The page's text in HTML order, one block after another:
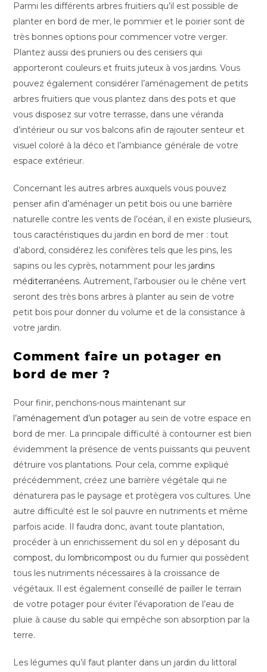
Parmi les différents arbres fruitiers qu’il est possible de
planter en bord de mer, le pommier et le poirier sont de
très bonnes options pour commencer votre verger.
Plantez aussi des pruniers ou des cerisiers qui
apporteront couleurs et fruits juteux à vos jardins. Vous
pouvez également considérer l’aménagement de petits
arbres fruitiers que vous plantez dans des pots et que
vous disposez sur votre terrasse, dans une véranda
d’intérieur ou sur vos balcons afin de rajouter senteur et
visuel coloré à la déco et l’ambiance générale de votre
espace extérieur.
Concernant les autres arbres auxquels vous pouvez
penser afin d’aménager un petit bois ou une barrière
naturelle contre les vents de l’océan, il en existe plusieurs,
tous caractéristiques du jardin en bord de mer : tout
d’abord, considérez les conifères tels que les pins, les
sapins ou les cyprès, notamment pour les jardins
méditerranéens. Autrement, l’arbousier ou le chêne vert
seront des très bons arbres à planter au sein de votre
petit bois pour donner du volume et de la consistance à
votre jardin.
Comment faire un potager en
bord de mer ?
Pour finir, penchons-nous maintenant sur
l’aménagement d’un potager au sein de votre espace en
bord de mer. La principale difficulté à contourner est bien
évidemment la présence de vents puissants qui peuvent
détruire vos plantations. Pour cela, comme expliqué
précédemment, créez une barrière végétale qui ne
dénaturera pas le paysage et protègera vos cultures. Une
autre difficulté est le sol pauvre en nutriments et même
parfois acide. Il faudra donc, avant toute plantation,
procéder à un enrichissement du sol en y déposant du
compost, du lombricompost ou du fumier qui possèdent
tous les nutriments nécessaires à la croissance de
végétaux. Il est également conseillé de pailler le terrain
de votre potager pour éviter l’évaporation de l’eau de
pluie à cause du sable qui empêche son absorption par la
terre.
Les légumes qu’il faut planter dans un jardin du littoral